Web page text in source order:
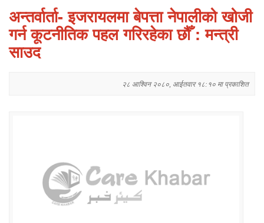
अन्तर्वार्ता- इजरायलमा बेपत्ता नेपालीको खोजी
गर्न कूटनीतिक पहल गरिरहेका छौँ : मन्त्री
साउद
२८ आश्विन २०८०, आईतवार १८:१० मा प्रकाशित